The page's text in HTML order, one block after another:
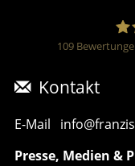
109
Kontakt
E-Mail
Presse, Medien &